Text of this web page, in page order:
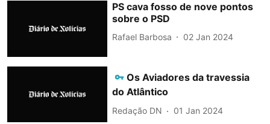
PS cava fosso de nove pontos
sobre o PSD
Rafael Barbosa 02 Jan 2024
Os Aviadores da travessia
do Atlântico
Redação DN 01 Jan 2024